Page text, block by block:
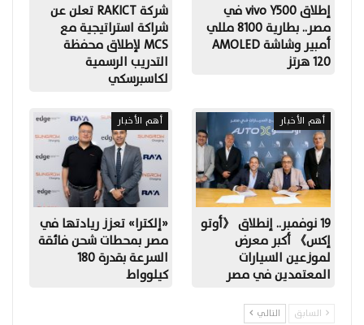
إطلاق vivo Y500 في
مصر.. بطارية 8100 مللي
أمبير وشاشة AMOLED
120 هرتز
شركة RAKICT تعلن عن
شراكة استراتيجية مع
MCS لإطلاق محفظة
التدريب الرسمية
لكاسبرسكي
أهم الأخبار
19 نوفمبر.. إنطلاق 《أوتو
إكس》 أكبر معرض
لموزعين السيارات
المعتمدين في مصر
أهم الأخبار
«إلكترا» تعزز ريادتها في
مصر بمحطات شحن فائقة
السرعة بقدرة 180
كيلوواط
السابق التالي